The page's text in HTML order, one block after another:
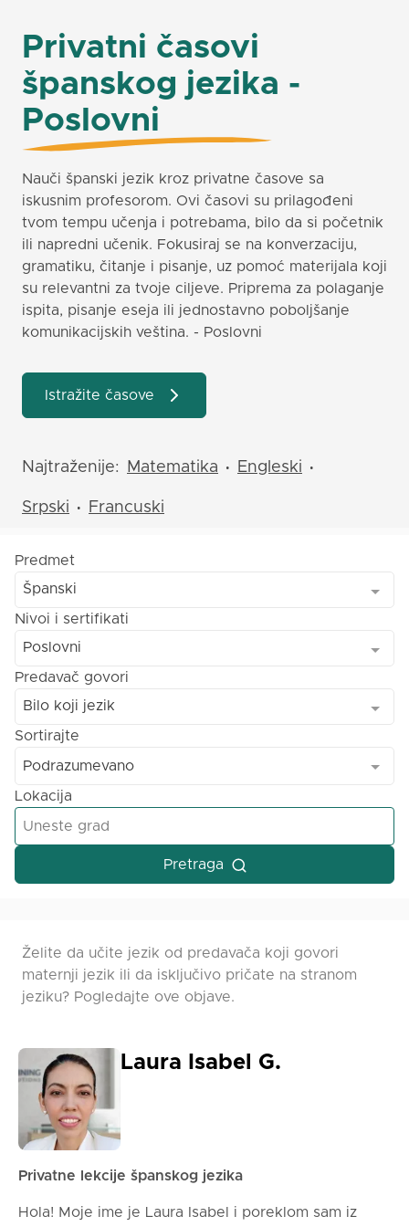
Privatni časovi
španskog jezika -
Poslovni
Nauči španski jezik kroz privatne časove sa
iskusnim profesorom. Ovi časovi su prilagođeni
tvom tempu učenja i potrebama, bilo da si početnik
ili napredni učenik. Fokusiraj se na konverzaciju,
gramatiku, čitanje i pisanje, uz pomoć materijala koji
su relevantni za tvoje ciljeve. Priprema za polaganje
ispita, pisanje eseja ili jednostavno poboljšanje
komunikacijskih veština. - Poslovni
Istražite časove
Najtraženije: Matematika • Engleski •
Srpski • Francuski
Predmet
Španski
Nivoi i sertifikati
Poslovni
Predavač govori
Bilo koji jezik
Sortirajte
Podrazumevano
Lokacija
Pretraga
Želite da učite jezik od predavača koji govori
maternji jezik ili da isključivo pričate na stranom
jeziku? Pogledajte ove objave.
Laura Isabel G.
Privatne lekcije španskog jezika
Hola! Moje ime je Laura Isabel i poreklom sam iz